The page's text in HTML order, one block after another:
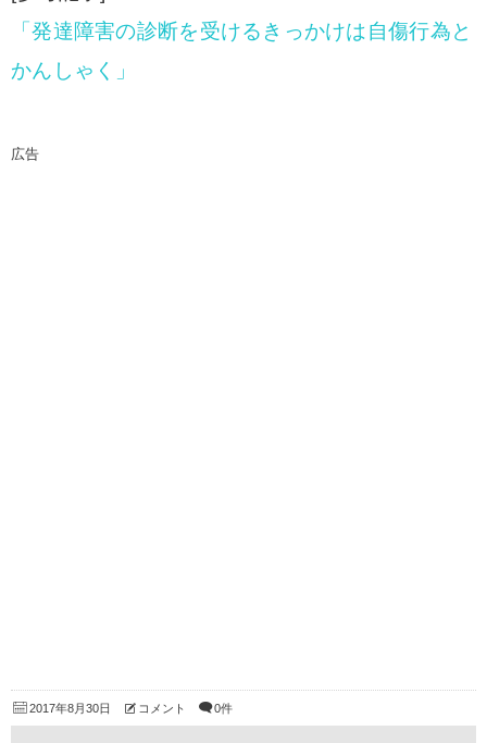
「発達障害の診断を受けるきっかけは自傷行為と
かんしゃく」
広告
2017年8月30日 コメント 0件